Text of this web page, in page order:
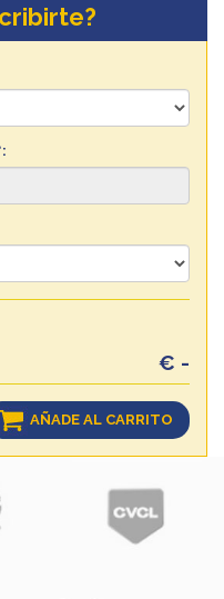
€ -
AÑADE AL CARRITO